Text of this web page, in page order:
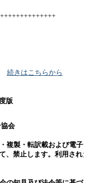
続きはこちらから
版
会
複製・転訳載および電子
、禁止します。利用され